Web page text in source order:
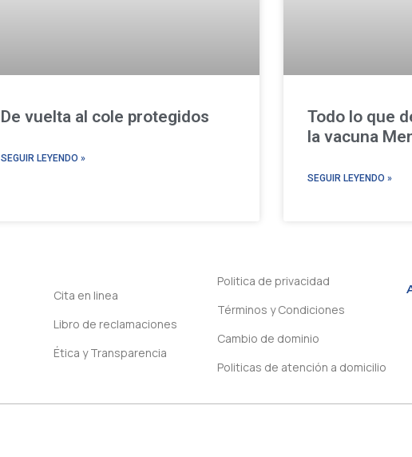
De vuelta al cole protegidos
SEGUIR LEYENDO »
Todo lo que
la vacuna
SEGUIR LEYENDO »
Cita en linea
Libro de reclamaciones
Ética y Transparencia
Politica de privacidad
Términos y Condiciones
Cambio de dominio
Politicas de atención a domicilio